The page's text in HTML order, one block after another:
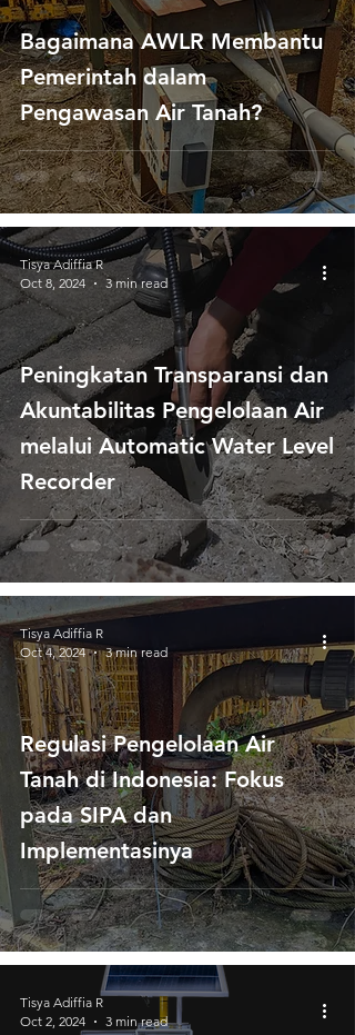
Bagaimana AWLR Membantu
Pemerintah dalam
Pengawasan Air Tanah?
Peningkatan Transparansi dan
Akuntabilitas Pengelolaan Air
melalui Automatic Water Level
Recorder
Tisya Adiffia R
Oct 8, 2024
3 min read
Regulasi Pengelolaan Air
Tanah di Indonesia: Fokus
pada SIPA dan
Implementasinya
Tisya Adiffia R
Oct 4, 2024
3 min read
Tisya Adiffia R
Oct 2, 2024
3 min read